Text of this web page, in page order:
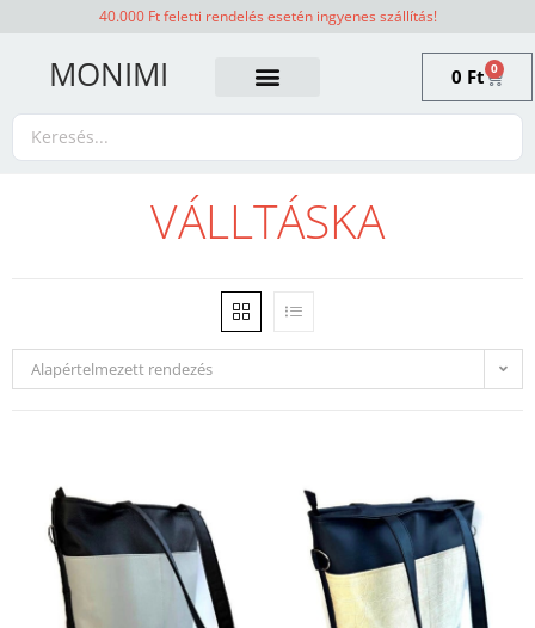
40.000 Ft feletti rendelés esetén ingyenes szállítás!
MONIMI 0 Ft 0
VÁLLTÁSKA
Alapértelmezett rendezés